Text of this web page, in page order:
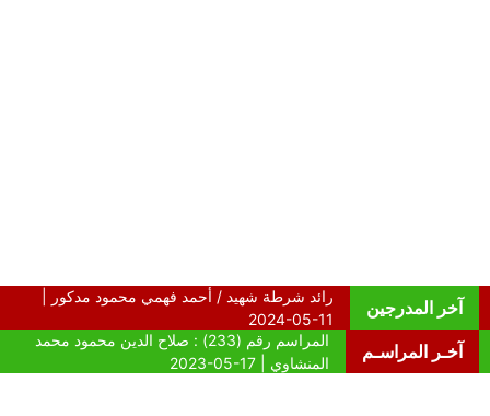
آخر المدرجين
آخـر المراسـم